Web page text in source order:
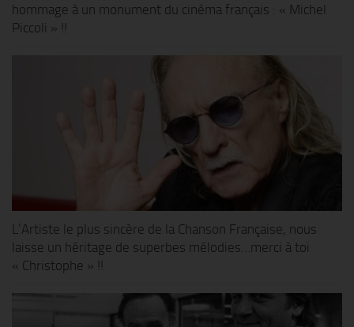
hommage à un monument du cinéma français : « Michel
Piccoli » !!
L’Artiste le plus sincère de la Chanson Française, nous
laisse un héritage de superbes mélodies…merci à toi
« Christophe » !!